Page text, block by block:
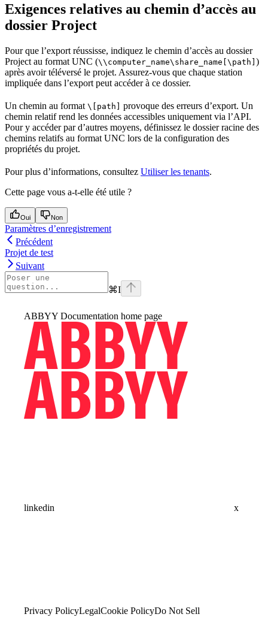
Exigences relatives au chemin d’accès au
dossier Project
Pour que l’export réussisse, indiquez le chemin d’accès au dossier
Project au format UNC (\\computer_name\share_name[\path] )
après avoir téléversé le projet. Assurez-vous que chaque station
impliquée dans l’export peut accéder à ce dossier.
Un chemin au format \[path]
provoque des erreurs d’export. Un
chemin relatif rend les données accessibles uniquement via l’API.
Pour y accéder par d’autres moyens, définissez le dossier racine des
chemins relatifs au format UNC lors de la configuration des
propriétés du projet.
Pour plus d’informations, consultez Utiliser les tenants.
Cette page vous a-t-elle été utile ?
Oui Non
Paramètres d’enregistrement
Précédent
Projet de test
Suivant
⌘I
ABBYY Documentation home page
linkedin x
Privacy PolicyLegalCookie PolicyDo Not Sell